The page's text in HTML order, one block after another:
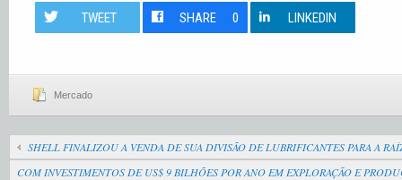
TWEET SHARE 0 LINKEDIN
Mercado
SHELL FINALIZOU A VENDA DE SUA DIVISÃO DE LUBRIFICANTES PARA A
COM INVESTIMENTOS DE US$ 9 BILHÕES POR ANO EM EXPLORAÇÃO E